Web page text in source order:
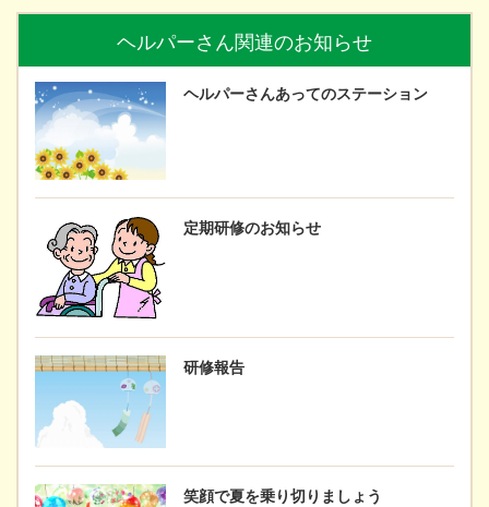
ヘルパーさん関連のお知らせ
ヘルパーさんあってのステーション
定期研修のお知らせ
研修報告
笑顔で夏を乗り切りましょう